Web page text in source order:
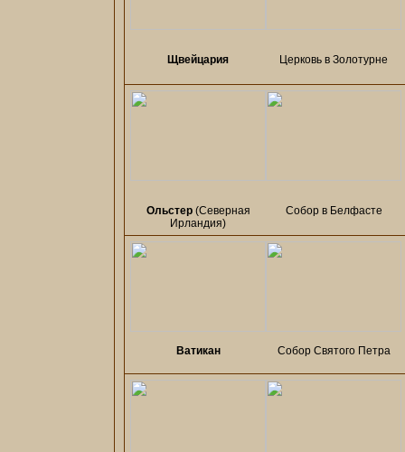
Щвейцария Церковь в Золотурне
Ольстер(Северная
Ирландия)
Собор в Белфасте
Ватикан Собор Святого Петра